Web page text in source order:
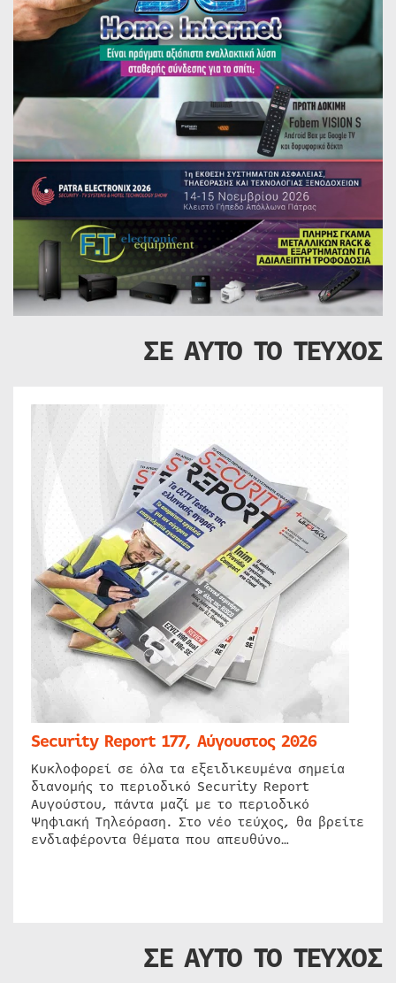
ΣΕ ΑΥΤΟ ΤΟ ΤΕΥΧΟΣ
Security Report 177, Αύγουστος 2026
Κυκλοφορεί σε όλα τα εξειδικευμένα σημεία
διανομής το περιοδικό Security Report
Αυγούστου, πάντα μαζί με το περιοδικό
Ψηφιακή Τηλεόραση. Στο νέο τεύχος, θα βρείτε
ενδιαφέροντα θέματα που απευθύνο…
ΣΕ ΑΥΤΟ ΤΟ ΤΕΥΧΟΣ